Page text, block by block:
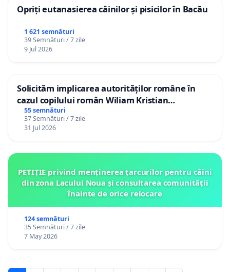
Opriți eutanasierea câinilor și pisicilor în Bacău
1 621 semnături
39 Semnături / 7 zile
9 Jul 2026
Solicităm implicarea autorităților române în
cazul copilului român Wiliam Kristian
Gheorghe, aflat în plasament în Danemarca de
12 ani
55 semnături
37 Semnături / 7 zile
31 Jul 2026
PETIȚIE privind menținerea țarcurilor pentru câini
din zona Lacului Noua și consultarea comunității
înainte de orice relocare
124 semnături
35 Semnături / 7 zile
7 May 2026